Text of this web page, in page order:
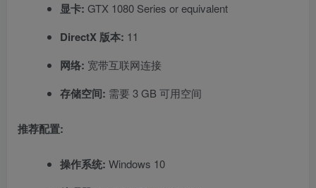
显卡: GTX 1080 Series or equivalent
DirectX 版本: 11
网络: 宽带互联网连接
存储空间: 需要 3 GB 可用空间
推荐配置:
操作系统: Windows 10